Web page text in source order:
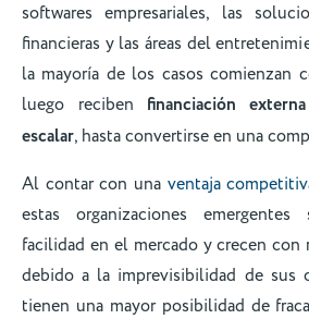
softwares empresariales, las
financieras y las áreas del
la mayoría de los casos comienzan
luego reciben financiación externa
escalar, hasta convertirse en una
Al contar con una ventaja
estas organizaciones
facilidad en el mercado y crecen con
debido a la imprevisibilidad de sus
tienen una mayor posibilidad de